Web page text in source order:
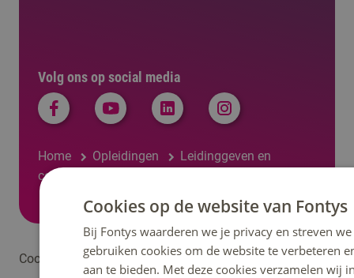
Volg ons op social media
Home Opleidingen
Leidinggeven en
communiceren (cursus)
CookieverklaringPrivacyverklaring Fontys Hogeschool
Cookies op de website van Fontys
Bij Fontys waarderen we je privacy en streven
gebruiken cookies om de website te verbeteren
aan te bieden. Met deze cookies verzamelen wij